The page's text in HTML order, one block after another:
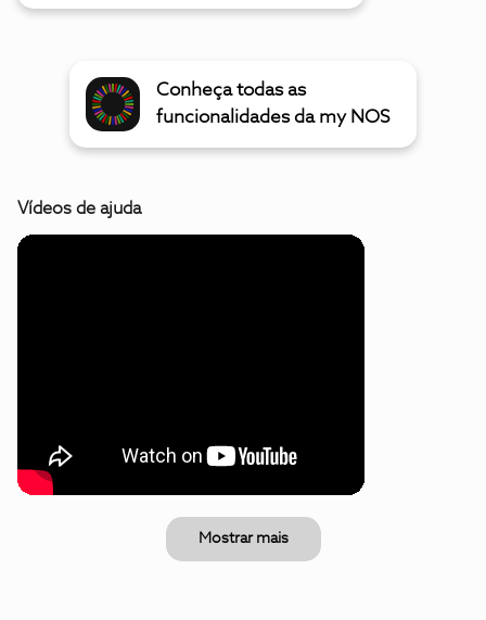
Conheça todas as
funcionalidades da my NOS
Vídeos de ajuda
Mostrar mais